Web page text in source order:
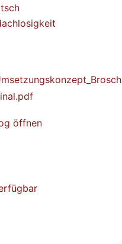
öffnen